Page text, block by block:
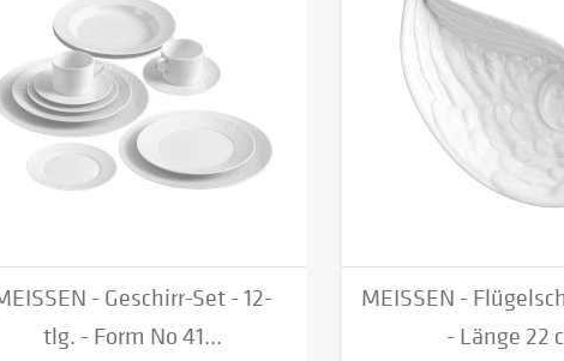
- Geschirr-Set - 12-
tlg. - Form No 41...
MEISSEN -
- Länge 22